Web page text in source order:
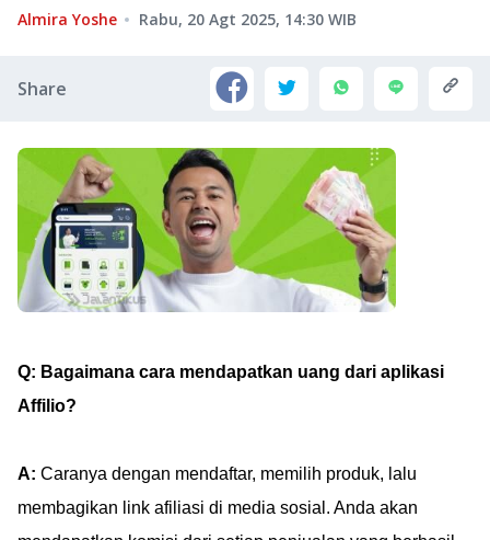
Almira Yoshe Rabu, 20 Agt 2025, 14:30 WIB
Share
Q: Bagaimana cara mendapatkan uang dari aplikasi
Affilio?
A: Caranya dengan mendaftar, memilih produk, lalu
membagikan link afiliasi di media sosial. Anda akan